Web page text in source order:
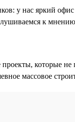
у нас яркий
к мнению
которые
массовое